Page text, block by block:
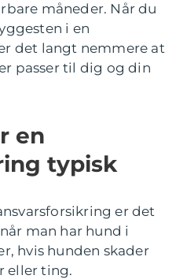
måneder. Når du
i en
det langt nemmere at
passer til dig og din
en
typisk
er det
man har hund i
hvis hunden skader
eller ting.